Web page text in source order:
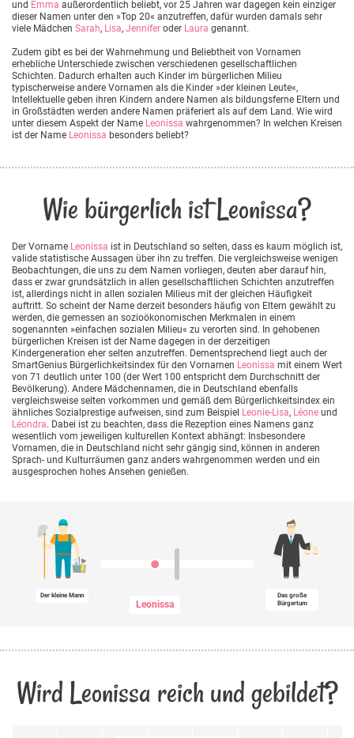
und Emma außerordentlich beliebt, vor 25 Jahren war dagegen kein einziger
dieser Namen unter den »Top 20« anzutreffen, dafür wurden damals sehr
viele Mädchen Sarah, Lisa, Jennifer oder Laura genannt.
Zudem gibt es bei der Wahrnehmung und Beliebtheit von Vornamen
erhebliche Unterschiede zwischen verschiedenen gesellschaftlichen
Schichten. Dadurch erhalten auch Kinder im bürgerlichen Milieu
typischerweise andere Vornamen als die Kinder »der kleinen Leute«,
Intellektuelle geben ihren Kindern andere Namen als bildungsferne Eltern und
in Großstädten werden andere Namen präferiert als auf dem Land. Wie wird
unter diesem Aspekt der Name Leonissa wahrgenommen? In welchen Kreisen
ist der Name Leonissa besonders beliebt?
Wie bürgerlich ist Leonissa?
Der Vorname Leonissa ist in Deutschland so selten, dass es kaum möglich ist,
valide statistische Aussagen über ihn zu treffen. Die vergleichsweise wenigen
Beobachtungen, die uns zu dem Namen vorliegen, deuten aber darauf hin,
dass er zwar grundsätzlich in allen gesellschaftlichen Schichten anzutreffen
ist, allerdings nicht in allen sozialen Milieus mit der gleichen Häufigkeit
auftritt. So scheint der Name derzeit besonders häufig von Eltern gewählt zu
werden, die gemessen an sozioökonomischen Merkmalen in einem
sogenannten »einfachen sozialen Milieu« zu verorten sind. In gehobenen
bürgerlichen Kreisen ist der Name dagegen in der derzeitigen
Kindergeneration eher selten anzutreffen. Dementsprechend liegt auch der
SmartGenius Bürgerlichkeitsindex für den Vornamen Leonissa mit einem Wert
von 71 deutlich unter 100 (der Wert 100 entspricht dem Durchschnitt der
Bevölkerung). Andere Mädchennamen, die in Deutschland ebenfalls
vergleichsweise selten vorkommen und gemäß dem Bürgerlichkeitsindex ein
ähnliches Sozialprestige aufweisen, sind zum Beispiel Leonie-Lisa, Léone und
Léondra. Dabei ist zu beachten, dass die Rezeption eines Namens ganz
wesentlich vom jeweiligen kulturellen Kontext abhängt: Insbesondere
Vornamen, die in Deutschland nicht sehr gängig sind, können in anderen
Sprach- und Kulturräumen ganz anders wahrgenommen werden und ein
ausgesprochen hohes Ansehen genießen.
Der kleine Mann
Leonissa
Das große
Bürgertum
Wird Leonissa reich und gebildet?